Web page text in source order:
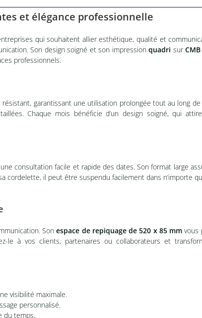
et élégance professionnelle
qui souhaitent allier esthétique, qualité et
Son design soigné et son impressionquadri sur
professionnels.
garantissant une utilisation prolongée tout au long de
Chaque mois bénéficie d’un design soigné, qui
consultation facile et rapide des dates. Son format large
cordelette, il peut être suspendu facilement dans n’importe
Sonespace de repiquage de 520 x 85 mm vous
le à vos clients, partenaires ou collaborateurs et
visibilité maximale.
personnalisé.
du temps.